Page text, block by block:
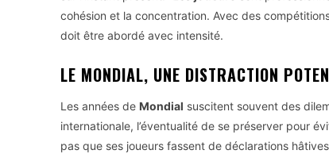
cohésion et la concentration. Avec des
doit être abordé avec intensité.
LE MONDIAL, UNE DISTRACTION
Les années de Mondial suscitent souvent des
internationale, l’éventualité de se préserver pour
pas que ses joueurs fassent de déclarations